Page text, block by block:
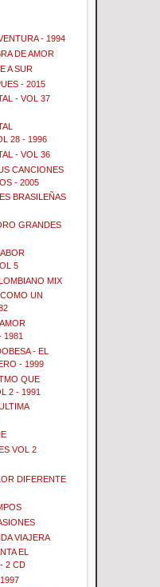
- 1994
DE AMOR
A SUR
- 2015
- VOL 37
28 - 1996
- VOL 36
CANCIONES
- 2005
BRASILEÑAS
GRANDES
5
MIX
UN
1981
- EL
- 1999
QUE
2 - 1991
VOL 2
DIFERENTE
VIAJERA
EL
2 CD